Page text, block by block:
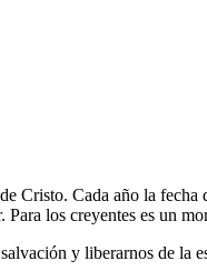
Cristo. Cada año la
los creyentes es un
y liberarnos de la